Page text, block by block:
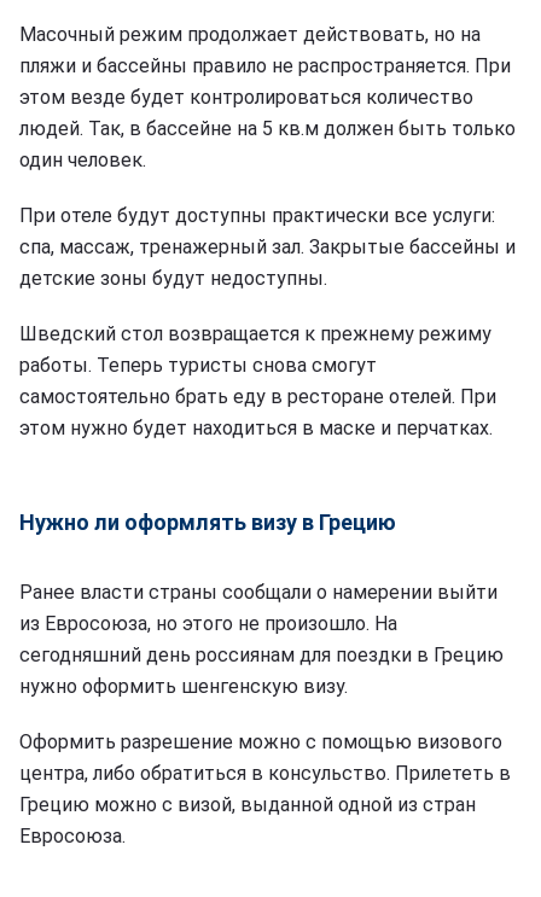
Масочный режим продолжает действовать, но на
пляжи и бассейны правило не распространяется. При
этом везде будет контролироваться количество
людей. Так, в бассейне на 5 кв.м должен быть только
один человек.
При отеле будут доступны практически все услуги:
спа, массаж, тренажерный зал. Закрытые бассейны и
детские зоны будут недоступны.
Шведский стол возвращается к прежнему режиму
работы. Теперь туристы снова смогут
самостоятельно брать еду в ресторане отелей. При
этом нужно будет находиться в маске и перчатках.
Нужно ли оформлять визу в Грецию
Ранее власти страны сообщали о намерении выйти
из Евросоюза, но этого не произошло. На
сегодняшний день россиянам для поездки в Грецию
нужно оформить шенгенскую визу.
Оформить разрешение можно с помощью визового
центра, либо обратиться в консульство. Прилететь в
Грецию можно с визой, выданной одной из стран
Евросоюза.